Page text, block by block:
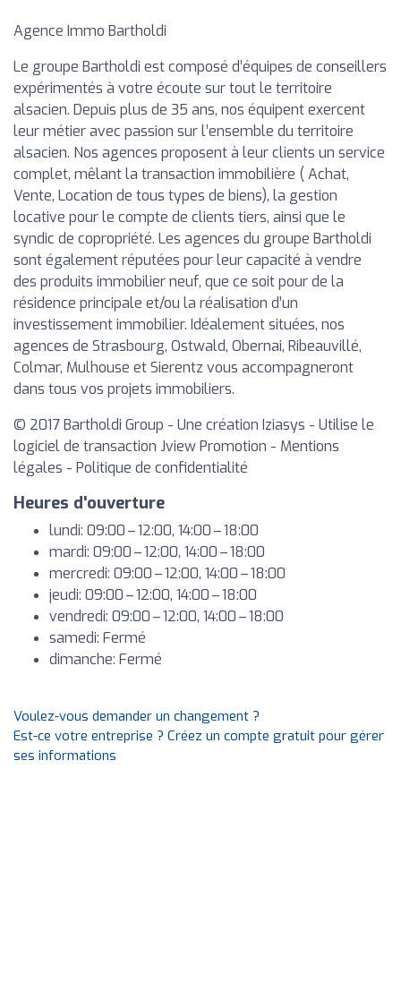
Agence Immo Bartholdi
Le groupe Bartholdi est composé d’équipes de conseillers
expérimentés à votre écoute sur tout le territoire
alsacien. Depuis plus de 35 ans, nos équipent exercent
leur métier avec passion sur l’ensemble du territoire
alsacien. Nos agences proposent à leur clients un service
complet, mêlant la transaction immobilière ( Achat,
Vente, Location de tous types de biens), la gestion
locative pour le compte de clients tiers, ainsi que le
syndic de copropriété. Les agences du groupe Bartholdi
sont également réputées pour leur capacité à vendre
des produits immobilier neuf, que ce soit pour de la
résidence principale et/ou la réalisation d’un
investissement immobilier. Idéalement situées, nos
agences de Strasbourg, Ostwald, Obernai, Ribeauvillé,
Colmar, Mulhouse et Sierentz vous accompagneront
dans tous vos projets immobiliers.
© 2017 Bartholdi Group - Une création Iziasys - Utilise le
logiciel de transaction Jview Promotion - Mentions
légales - Politique de confidentialité
Heures d'ouverture
lundi: 09:00 – 12:00, 14:00 – 18:00
mardi: 09:00 – 12:00, 14:00 – 18:00
mercredi: 09:00 – 12:00, 14:00 – 18:00
jeudi: 09:00 – 12:00, 14:00 – 18:00
vendredi: 09:00 – 12:00, 14:00 – 18:00
samedi: Fermé
dimanche: Fermé
Voulez-vous demander un changement ?
Est-ce votre entreprise ? Créez un compte gratuit pour gérer
ses informations